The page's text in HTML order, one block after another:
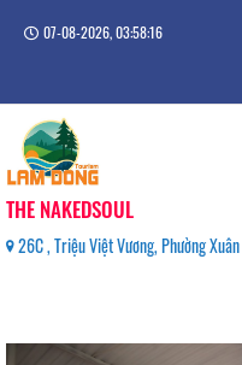
07-08-2026, 03:58:16
THE NAKEDSOUL
26C , Triệu Việt Vương, Phường